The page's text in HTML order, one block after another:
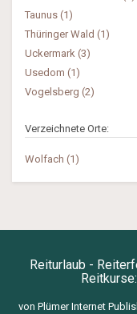
Taunus (1)
Thüringer Wald (1)
Uckermark (3)
Usedom (1)
Vogelsberg (2)
Verzeichnete Orte:
Wolfach (1)
Reiturlaub -
Reitkurse:
von Plümer Internet